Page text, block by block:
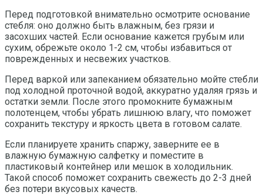
Перед подготовкой внимательно осмотрите основание
стебля: оно должно быть влажным, без грязи и
засохших частей. Если основание кажется грубым или
сухим, обрежьте около 1-2 см, чтобы избавиться от
поврежденных и несвежих участков.
Перед варкой или запеканием обязательно мойте стебли
под холодной проточной водой, аккуратно удаляя грязь и
остатки земли. После этого промокните бумажным
полотенцем, чтобы убрать лишнюю влагу, что поможет
сохранить текстуру и яркость цвета в готовом салате.
Если планируете хранить спаржу, заверните ее в
влажную бумажную салфетку и поместите в
пластиковый контейнер или мешок в холодильник.
Такой способ поможет сохранить свежесть до 2-3 дней
без потери вкусовых качеств.